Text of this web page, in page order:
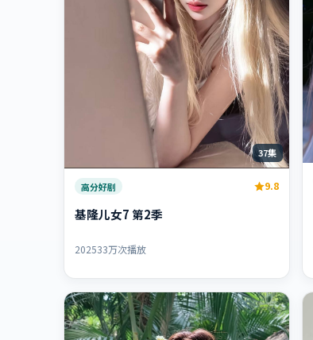
37集
高分好剧 9.8
基隆儿女7 第2季
202533万次播放